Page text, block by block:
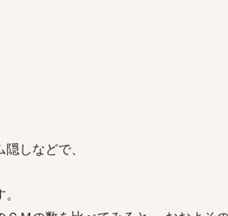
しなどで、